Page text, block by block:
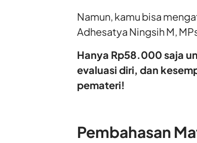
Namun, kamu bisa
Adhesatya Ningsih M,
Hanya Rp58.000 saja
evaluasi diri, dan
pemateri!
Pembahasan